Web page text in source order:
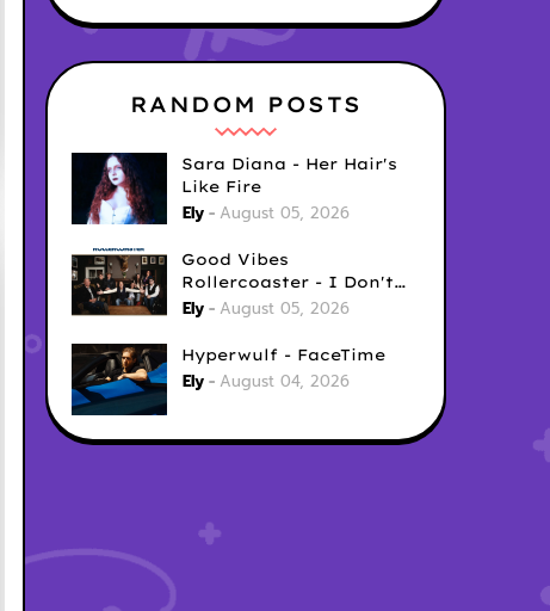
RANDOM POSTS
Sara Diana - Her Hair's
Like Fire
Ely August 05, 2026
Good Vibes
Rollercoaster - I Don't
Care
Ely August 05, 2026
Hyperwulf - FaceTime
Ely August 04, 2026